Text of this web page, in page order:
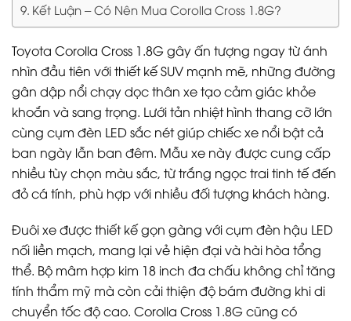
Kết Luận – Có Nên Mua Corolla Cross 1.8G?
Toyota Corolla Cross 1.8G gây ấn tượng ngay từ ánh
nhìn đầu tiên với thiết kế SUV mạnh mẽ, những đường
gân dập nổi chạy dọc thân xe tạo cảm giác khỏe
khoắn và sang trọng. Lưới tản nhiệt hình thang cỡ lớn
cùng cụm đèn LED sắc nét giúp chiếc xe nổi bật cả
ban ngày lẫn ban đêm. Mẫu xe này được cung cấp
nhiều tùy chọn màu sắc, từ trắng ngọc trai tinh tế đến
đỏ cá tính, phù hợp với nhiều đối tượng khách hàng.
Đuôi xe được thiết kế gọn gàng với cụm đèn hậu LED
nối liền mạch, mang lại vẻ hiện đại và hài hòa tổng
thể. Bộ mâm hợp kim 18 inch đa chấu không chỉ tăng
tính thẩm mỹ mà còn cải thiện độ bám đường khi di
chuyển tốc độ cao. Corolla Cross 1.8G cũng có